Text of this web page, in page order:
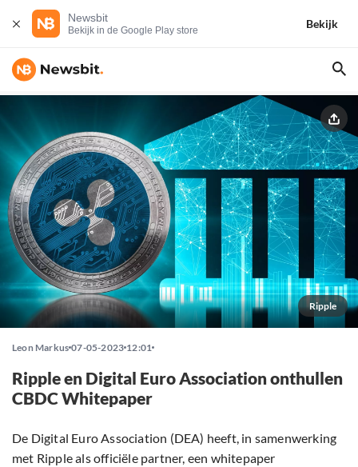
Newsbit
Bekijk in de Google Play store
Bekijk
Ripple
Leon Markus 07-05-2023 12:01
Ripple en Digital Euro Association onthullen
CBDC Whitepaper
De Digital Euro Association (DEA) heeft, in samenwerking
met Ripple als officiële partner, een whitepaper